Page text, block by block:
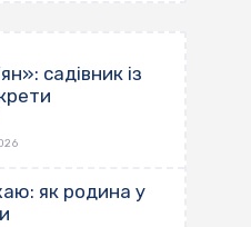
садівник із
як родина у